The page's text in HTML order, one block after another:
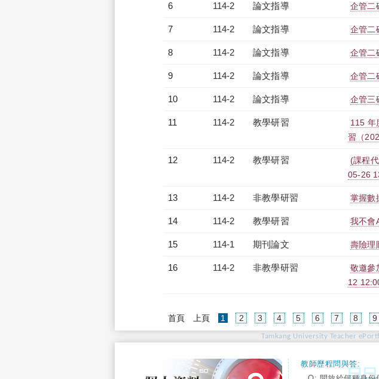
6 114-2 論文指導 企管二
7 114-2 論文指導 企管二
8 114-2 論文指導 企管二
9 114-2 論文指導 企管二
10 114-2 論文指導 企管三
11 114-2 教學研習
115 年
習（
12 114-2 教學研習
(課程
05-26
13 114-2 非教學研習 掌握數
14 114-2 教學研習 我不會
15 114-1 期刊論文 壽險理
16 114-2 非教學研習
敬邀參
12
首頁 上頁 1 (current)
2 3 4 5 6 7 8 9
Tamkang University Teacher
教師歷程問與答: